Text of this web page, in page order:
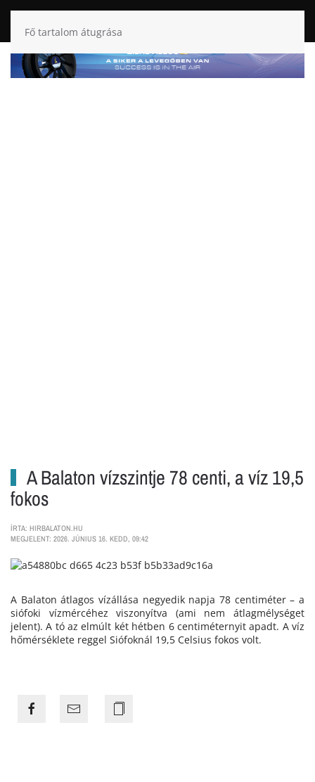
Fő tartalom átugrása
A Balaton vízszintje 78 centi, a víz 19,5
fokos
ÍRTA: HIRBALATON.HU
MEGJELENT: 2026. JÚNIUS 16. KEDD, 09:42
A Balaton átlagos vízállása negyedik napja 78 centiméter – a
siófoki vízmércéhez viszonyítva (ami nem átlagmélységet
jelent). A tó az elmúlt két hétben 6 centiméternyit apadt. A víz
hőmérséklete reggel Siófoknál 19,5 Celsius fokos volt.